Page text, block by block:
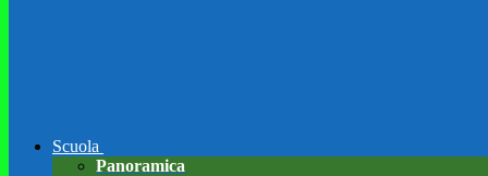
Scuola
Panoramica